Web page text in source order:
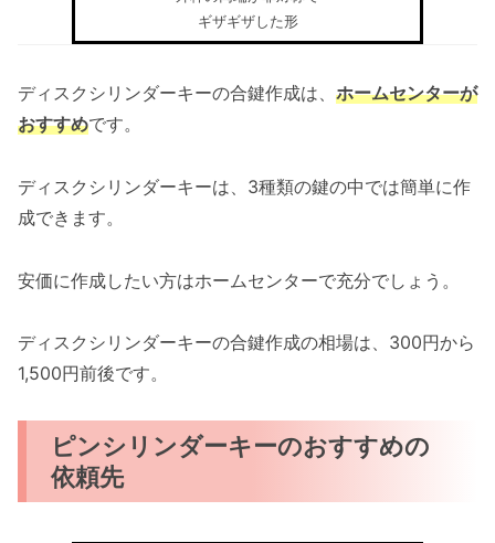
ギザギザした形
ディスクシリンダーキーの合鍵作成は、 ホームセンターが
おすすめです。
ディスクシリンダーキーは、3種類の鍵の中では簡単に作
成できます。
安価に作成したい方はホームセンターで充分でしょう。
ディスクシリンダーキーの合鍵作成の相場は、300円から
1,500円前後です。
ピンシリンダーキーのおすすめの
依頼先